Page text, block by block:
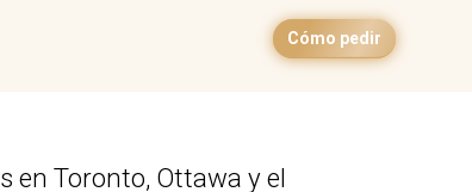
Cómo pedir
en Toronto, Ottawa y el